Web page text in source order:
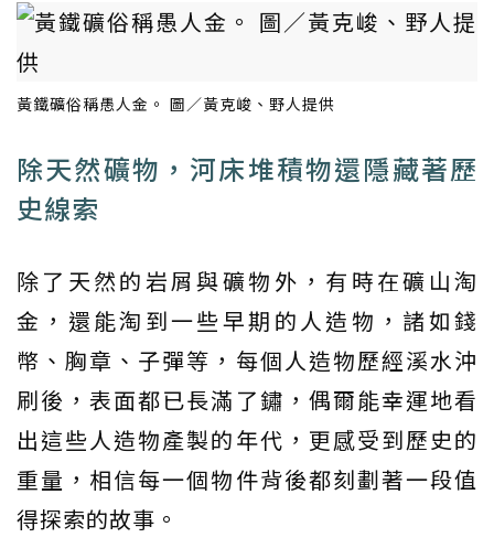
黃鐵礦俗稱愚人金。 圖／黃克峻、野人提供
除天然礦物，河床堆積物還隱藏著歷
史線索
除了天然的岩屑與礦物外，有時在礦山淘
金，還能淘到一些早期的人造物，諸如錢
幣、胸章、子彈等，每個人造物歷經溪水沖
刷後，表面都已長滿了鏽，偶爾能幸運地看
出這些人造物產製的年代，更感受到歷史的
重量，相信每一個物件背後都刻劃著一段值
得探索的故事。